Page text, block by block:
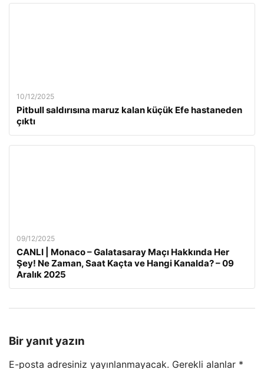
10/12/2025
Pitbull saldırısına maruz kalan küçük Efe hastaneden
çıktı
09/12/2025
CANLI | Monaco – Galatasaray Maçı Hakkında Her
Şey! Ne Zaman, Saat Kaçta ve Hangi Kanalda? – 09
Aralık 2025
Bir yanıt yazın
E-posta adresiniz yayınlanmayacak. Gerekli alanlar *